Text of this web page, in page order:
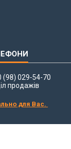
(98) 029-54-70
продажів
для Вас.